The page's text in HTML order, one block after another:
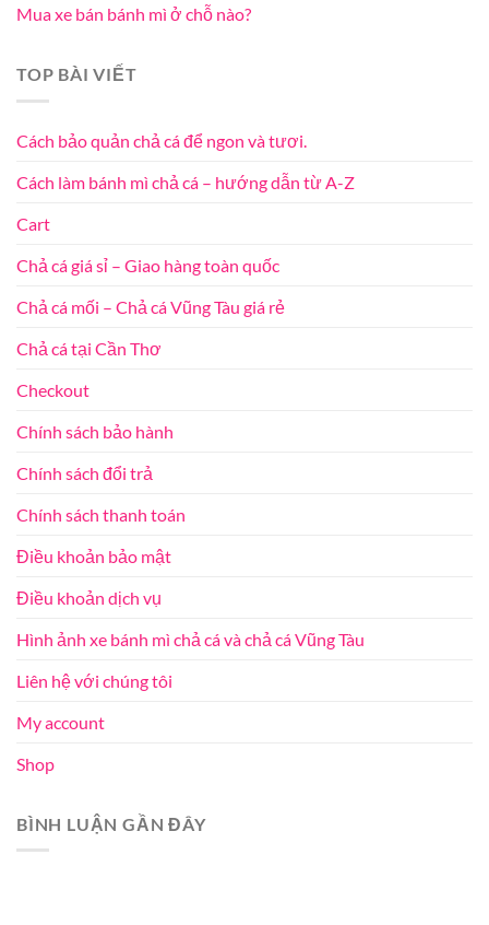
Mua xe bán bánh mì ở chỗ nào?
TOP BÀI VIẾT
Cách bảo quản chả cá để ngon và tươi.
Cách làm bánh mì chả cá – hướng dẫn từ A-Z
Cart
Chả cá giá sỉ – Giao hàng toàn quốc
Chả cá mối – Chả cá Vũng Tàu giá rẻ
Chả cá tại Cần Thơ
Checkout
Chính sách bảo hành
Chính sách đổi trả
Chính sách thanh toán
Điều khoản bảo mật
Điều khoản dịch vụ
Hình ảnh xe bánh mì chả cá và chả cá Vũng Tàu
Liên hệ với chúng tôi
My account
Shop
BÌNH LUẬN GẦN ĐÂY